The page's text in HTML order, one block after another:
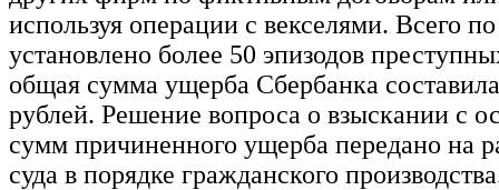
используя операции с векселями. Всего
установлено более 50 эпизодов
общая сумма ущерба Сбербанка
рублей. Решение вопроса о взыскании с
сумм причиненного ущерба передано на
суда в порядке гражданского